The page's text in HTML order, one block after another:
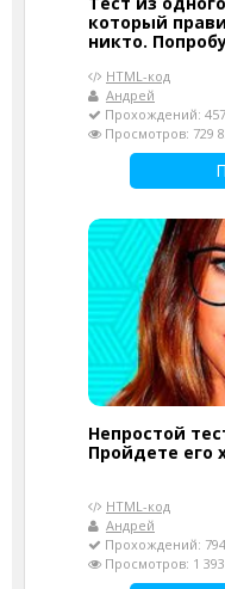
который
никто.
HTML-код
Андрей
Прохождений:
Просмотров: 729
Непростой
Пройдете его
HTML-код
Андрей
Прохождений: 794
Просмотров: 1